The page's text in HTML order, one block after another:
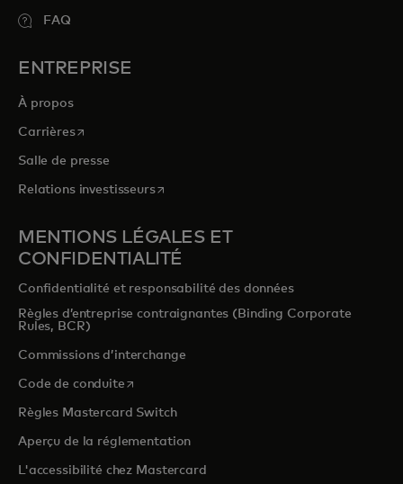
FAQ
ENTREPRISE
À propos
Carrièress’ouvre dans un nouvel onglet
Salle de presse
Relations investisseurss’ouvre dans un nouvel onglet
MENTIONS LÉGALES ET
CONFIDENTIALITÉ
Confidentialité et responsabilité des données
Règles d’entreprise contraignantes (Binding Corporate
Rules, BCR)
Commissions d’interchange
Code de conduites’ouvre dans un nouvel onglet
Règles Mastercard Switch
Aperçu de la réglementation
L'accessibilité chez Mastercard